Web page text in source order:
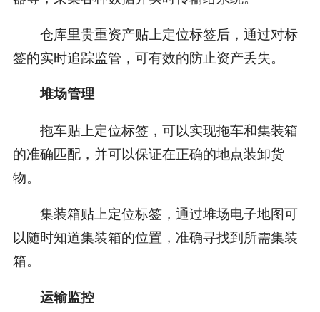
仓库里贵重资产贴上定位标签后，通过对标
签的实时追踪监管，可有效的防止资产丢失。
堆场管理
拖车贴上定位标签，可以实现拖车和集装箱
的准确匹配，并可以保证在正确的地点装卸货
物。
集装箱贴上定位标签，通过堆场电子地图可
以随时知道集装箱的位置，准确寻找到所需集装
箱。
运输监控